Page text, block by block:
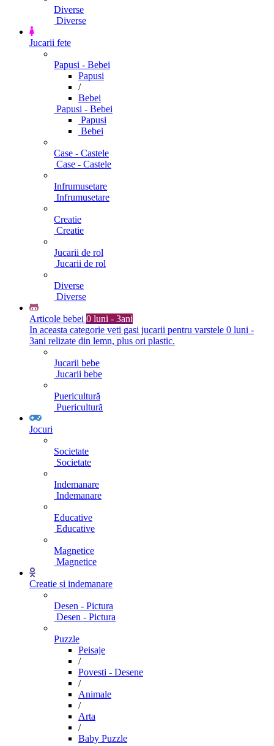
Diverse
Diverse
Jucarii fete
Papusi - Bebei
Papusi
/
Bebei
Papusi - Bebei
Papusi
Bebei
Case - Castele
Case - Castele
Infrumusetare
Infrumusetare
Creatie
Creatie
Jucarii de rol
Jucarii de rol
Diverse
Diverse
Articole bebei 0 luni - 3ani
In aceasta categorie veti gasi jucarii pentru varstele 0 luni -
3ani relizate din lemn, plus ori plastic.
Jucarii bebe
Jucarii bebe
Puericultură
Puericultură
Jocuri
Societate
Societate
Indemanare
Indemanare
Educative
Educative
Magnetice
Magnetice
Creatie si indemanare
Desen - Pictura
Desen - Pictura
Puzzle
Peisaje
/
Povesti - Desene
/
Animale
/
Arta
/
Baby Puzzle